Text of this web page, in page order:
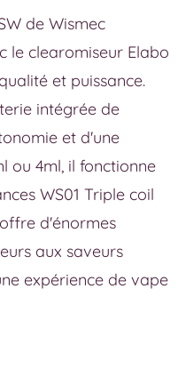
de Wismec
le clearomiseur Elabo
et puissance.
intégrée de
et d'une
ou 4ml, il fonctionne
WS01 Triple coil
d'énormes
aux saveurs
expérience de vape